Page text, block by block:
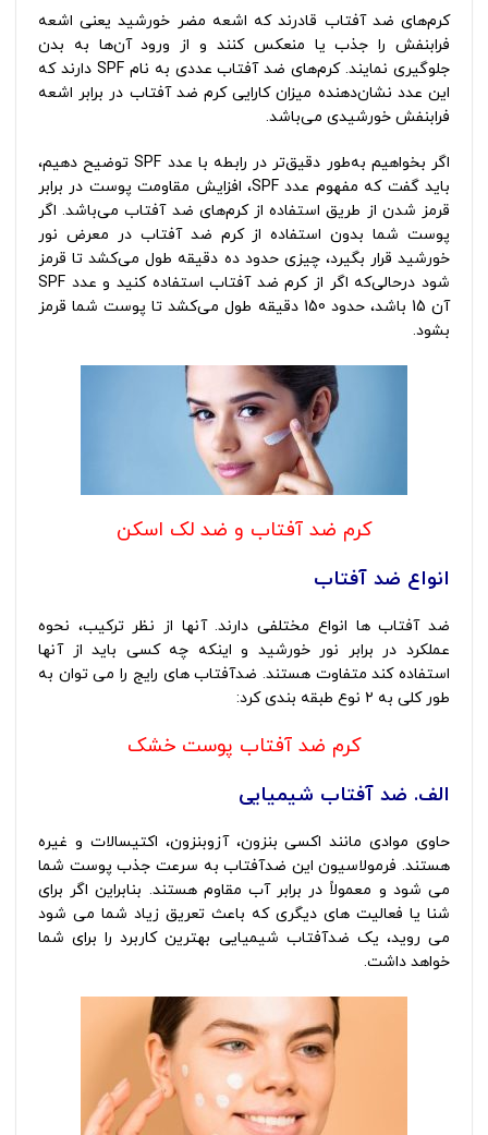
کرم‌های ضد آفتاب قادرند که اشعه‌ مضر خورشید یعنی اشعه
فرابنفش را جذب یا منعکس کنند و از ورود آن‌ها به بدن
جلوگیری نمایند. کرم‌های ضد آفتاب عددی به نام SPF دارند که
این عدد نشان‌دهنده میزان کارایی کرم ضد آفتاب در برابر اشعه
فرابنفش خورشیدی می‌باشد.
اگر بخواهیم به‌طور دقیق‌تر در رابطه با عدد SPF توضیح دهیم،
باید گفت که مفهوم عدد SPF، افزایش مقاومت پوست در برابر
قرمز شدن از طریق استفاده از کرم‌های ضد آفتاب می‌باشد. اگر
پوست شما بدون استفاده از کرم ضد آفتاب در معرض نور
خورشید قرار بگیرد، چیزی حدود ده دقیقه طول می‌کشد تا قرمز
شود درحالی‌که اگر از کرم ضد آفتاب استفاده کنید و عدد SPF
آن 15 باشد، حدود 150 دقیقه طول می‌کشد تا پوست شما قرمز
بشود.
کرم ضد آفتاب و ضد لک اسکن
انواع ضد آفتاب
ضد آفتاب ها انواع مختلفی دارند. آنها از نظر ترکیب، نحوه
عملکرد در برابر نور خورشید و اینکه چه کسی باید از آنها
استفاده کند متفاوت هستند. ضدآفتاب های رایج را می توان به
طور کلی به ۲ نوع طبقه بندی کرد:
کرم ضد آفتاب پوست خشک
الف. ضد آفتاب شیمیایی
حاوی موادی مانند اکسی بنزون، آزوبنزون، اکتیسالات و غیره
هستند. فرمولاسیون این ضدآفتاب به سرعت جذب پوست شما
می شود و معمولاً در برابر آب مقاوم هستند. بنابراین اگر برای
شنا یا فعالیت های دیگری که باعث تعریق زیاد شما می شود
می روید، یک ضدآفتاب شیمیایی بهترین کاربرد را برای شما
خواهد داشت.